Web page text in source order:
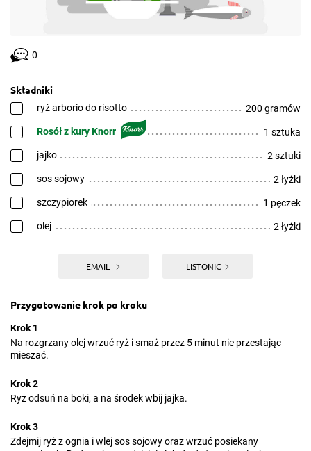
0
Składniki
ryż arborio do risotto 200 gramów
Rosół z kury Knorr 1 sztuka
jajko 2 sztuki
sos sojowy 2 łyżki
szczypiorek 1 pęczek
olej 2 łyżki
EMAIL LISTONIC
Przygotowanie krok po kroku
Krok 1
Na rozgrzany olej wrzuć ryż i smaż przez 5 minut nie przestając
mieszać.
Krok 2
Ryż odsuń na boki, a na środek wbij jajka.
Krok 3
Zdejmij ryż z ognia i wlej sos sojowy oraz wrzuć posiekany